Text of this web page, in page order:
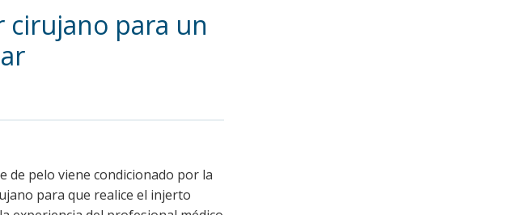
cirujano para un
de pelo viene condicionado por la
para que realice el injerto